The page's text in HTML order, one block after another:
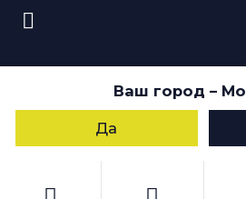
Ваш город –
Да
© 2026, Nohander. Все права
Пользуясь данным сайтом, Вы даете
на обработку своих персональных